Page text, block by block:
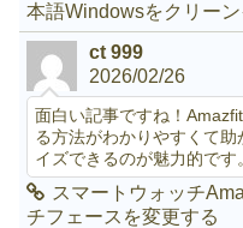
本語Windowsをクリー
ct 999
2026/02/26
面白い記事ですね！
る方法がわかりやすくて
イズできるのが魅力的です
スマートウォッチ
チフェースを変更する